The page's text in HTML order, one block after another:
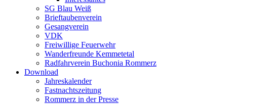
SG Blau Weiß
Brieftaubenverein
Gesangverein
VDK
Freiwillige Feuerwehr
Wanderfreunde Kemmetetal
Radfahrverein Buchonia Rommerz
Download
Jahreskalender
Fastnachtszeitung
Rommerz in der Presse